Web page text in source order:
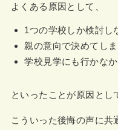
よくある原因として、
1つの学校しか検討し
親の意向で決めてし
学校見学にも行かな
といったことが原因とし
こういった後悔の声に共